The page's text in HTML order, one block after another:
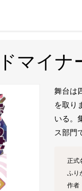
マイナ
舞台は
を取り
いる。
ス部門
正式
ふり
作者